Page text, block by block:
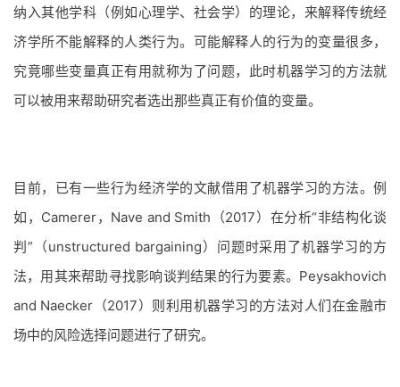
纳入其他学科（例如心理学、社会学）的理论，来解释传统经
济学所不能解释的人类行为。可能解释人的行为的变量很多，
究竟哪些变量真正有用就称为了问题，此时机器学习的方法就
可以被用来帮助研究者选出那些真正有价值的变量。
目前，已有一些行为经济学的文献借用了机器学习的方法。例
如，Camerer，Nave and Smith（2017）在分析“非结构化谈
判”（unstructured bargaining）问题时采用了机器学习的方
法，用其来帮助寻找影响谈判结果的行为要素。Peysakhovich
and Naecker（2017）则利用机器学习的方法对人们在金融市
场中的风险选择问题进行了研究。